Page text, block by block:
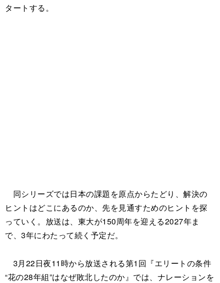
タートする。
同シリーズでは日本の課題を原点からたどり、解決の
ヒントはどこにあるのか、先を見通すためのヒントを探
っていく。放送は、東大が150周年を迎える2027年ま
で、3年にわたって続く予定だ。
3月22日夜11時から放送される第1回『エリートの条件
“花の28年組”はなぜ敗北したのか』では、ナレーションを